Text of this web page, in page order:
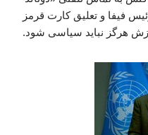
فیفا و تعلیق کارت قرمز
هرگز نباید سیاسی شود.